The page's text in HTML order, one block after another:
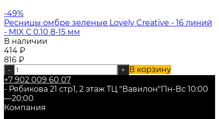
-49%
Ресницы омбре зеленые Lovely Creative - 16 линий
- MIX С 0.10 8-15 мм
В наличии
414 ₽
816 ₽
- +
В корзину
+7 902 009 60 07
- Рябикова 21 стр1, 2 этаж ТЦ "Вавилон"Пн-Вс 10:00
—20:00
Компания